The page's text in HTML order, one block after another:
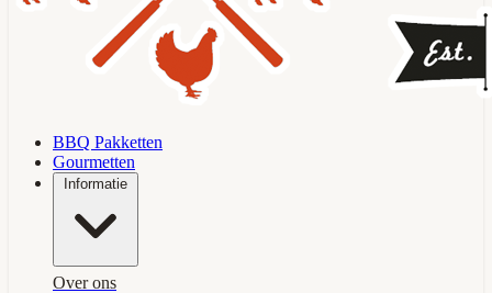
BBQ Pakketten
Gourmetten
Informatie
Over ons